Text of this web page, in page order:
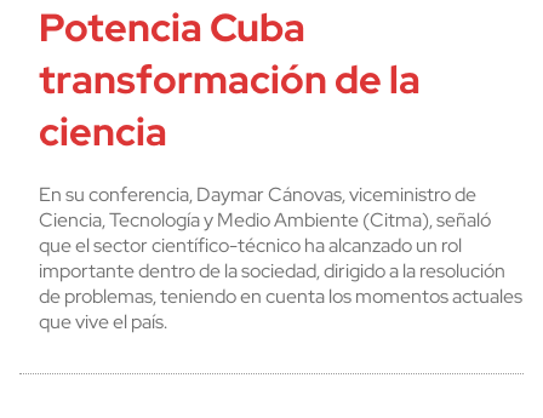
Potencia Cuba
transformación de la
ciencia
En su conferencia, Daymar Cánovas, viceministro de
Ciencia, Tecnología y Medio Ambiente (Citma), señaló
que el sector científico-técnico ha alcanzado un rol
importante dentro de la sociedad, dirigido a la resolución
de problemas, teniendo en cuenta los momentos actuales
que vive el país.